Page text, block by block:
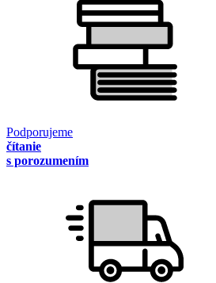
Podporujeme
čítanie
s porozumením